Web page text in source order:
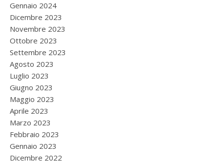
Gennaio 2024
Dicembre 2023
Novembre 2023
Ottobre 2023
Settembre 2023
Agosto 2023
Luglio 2023
Giugno 2023
Maggio 2023
Aprile 2023
Marzo 2023
Febbraio 2023
Gennaio 2023
Dicembre 2022